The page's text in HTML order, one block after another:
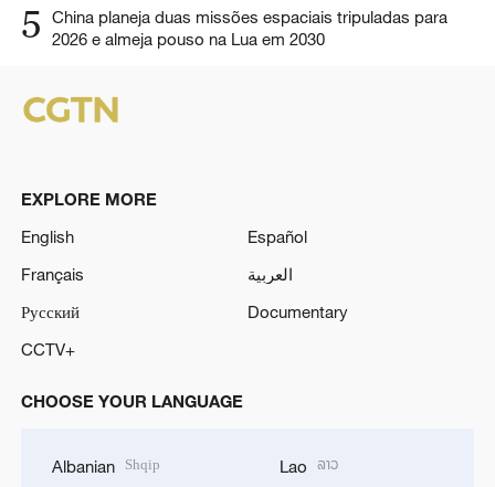
5
China planeja duas missões espaciais tripuladas para
2026 e almeja pouso na Lua em 2030
EXPLORE MORE
English
Español
Français
العربية
Русский
Documentary
CCTV+
CHOOSE YOUR LANGUAGE
Albanian Shqip Lao ລາວ